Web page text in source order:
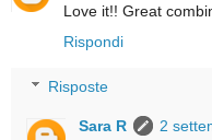
Love it!! Great
Rispondi
Risposte
Sara R
2